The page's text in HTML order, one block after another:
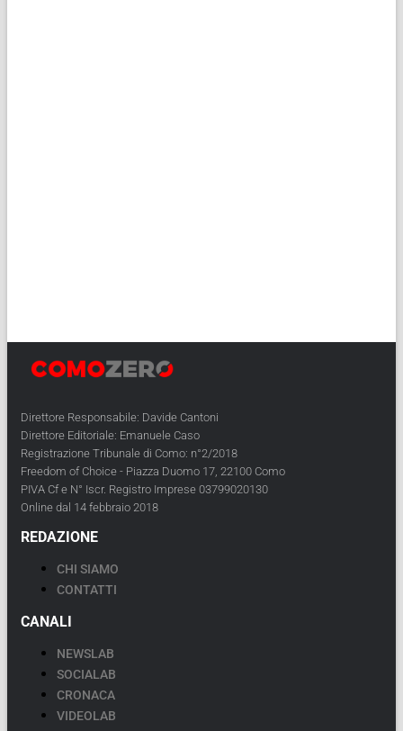
Direttore Responsabile: Davide Cantoni
Direttore Editoriale: Emanuele Caso
Registrazione Tribunale di Como: n°2/2018
Freedom of Choice - Piazza Duomo 17, 22100 Como
PIVA Cf e N° Iscr. Registro Imprese 03799020130
Online dal 14 febbraio 2018
REDAZIONE
CHI SIAMO
CONTATTI
CANALI
NEWSLAB
SOCIALAB
CRONACA
VIDEOLAB